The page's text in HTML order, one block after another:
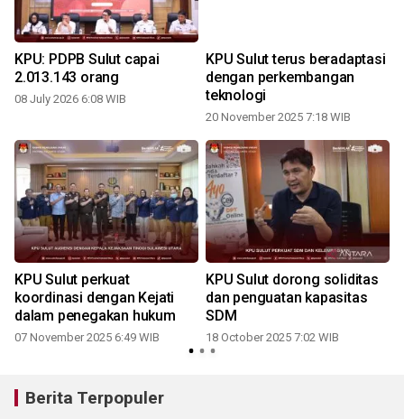
KPU: PDPB Sulut capai
2.013.143 orang
08 July 2026 6:08 WIB
KPU Sulut terus beradaptasi
dengan perkembangan
teknologi
20 November 2025 7:18 WIB
KPU Sulut perkuat
koordinasi dengan Kejati
dalam penegakan hukum
07 November 2025 6:49 WIB
KPU Sulut dorong soliditas
dan penguatan kapasitas
SDM
18 October 2025 7:02 WIB
Berita Terpopuler